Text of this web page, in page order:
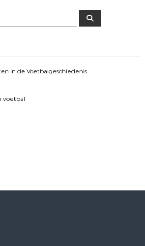
S
in de Voetbalgeschiedenis
voetbal